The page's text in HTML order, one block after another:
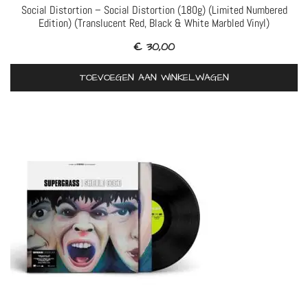
Social Distortion – Social Distortion (180g) (Limited Numbered
Edition) (Translucent Red, Black & White Marbled Vinyl)
€ 30,00
TOEVOEGEN AAN WINKELWAGEN